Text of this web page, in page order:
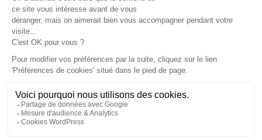
Démarche RSE
Médiateur
Conditions générales de vente